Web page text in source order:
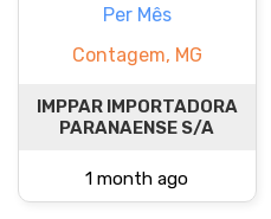
Per Mês
Contagem, MG
IMPPAR IMPORTADORA
PARANAENSE S/A
1 month ago